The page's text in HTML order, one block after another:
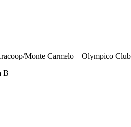
Monte Carmelo – Olympico Club
B